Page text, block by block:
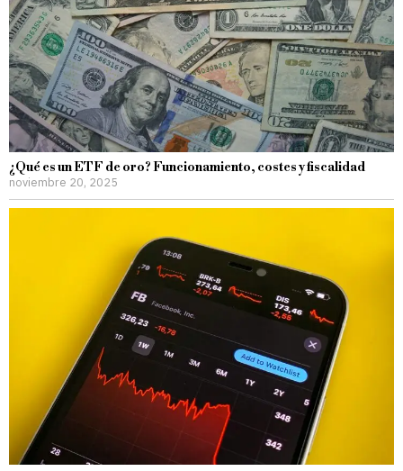
¿Qué es un ETF de oro? Funcionamiento, costes y fiscalidad
noviembre 20, 2025